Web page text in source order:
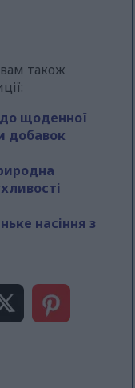
також
щоденної
добавок
насіння з